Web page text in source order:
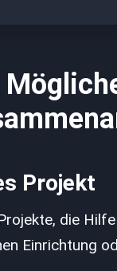
Projekt
die
Einrichtung